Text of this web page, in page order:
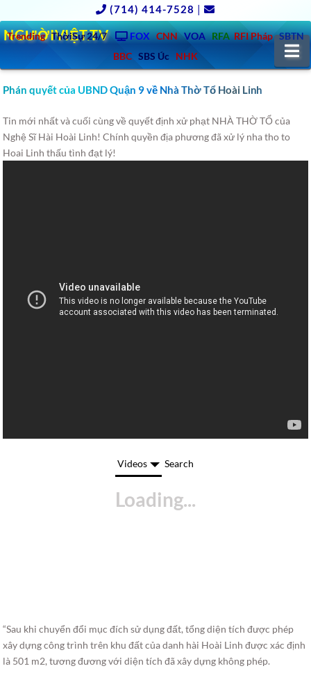
(714) 414-7528 |
Trending ThờiSự 24/7 FOX CNN VOA RFA RFI Pháp SBTN
BBC SBS Úc NHK
NGƯỜIVIỆT.TV
Phán quyết của UBND Quận 9 về Nhà Thờ Tổ Hoài Linh
Tin mới nhất và cuối cùng về quyết định xử phạt NHÀ THỜ TỔ của
Nghệ Sĩ Hài Hoài Linh! Chính quyền địa phương đã xử lý nha tho to
Hoai Linh thấu tình đạt lý!
Videos Search
“Sau khi chuyển đổi mục đích sử dụng đất, tổng diện tích được phép
xây dựng công trình trên khu đất của danh hài Hoài Linh được xác định
là 501 m2, tương đương với diện tích đã xây dựng không phép.